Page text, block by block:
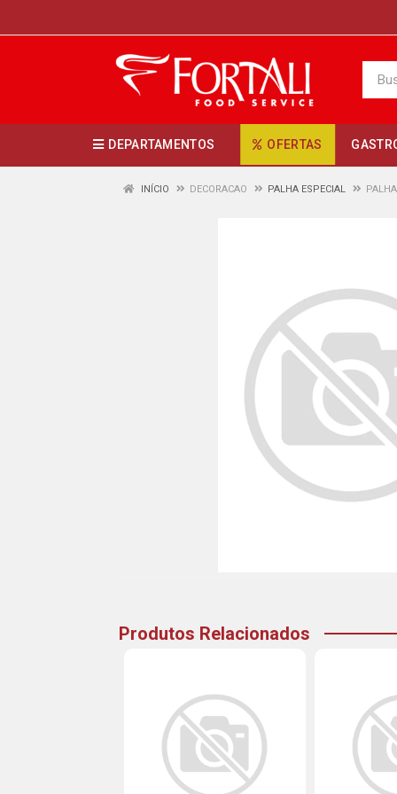
DEPARTAMENTOS OFERTAS
INÍCIO DECORACAO PALHA ESPECIAL
Produtos Relacionados